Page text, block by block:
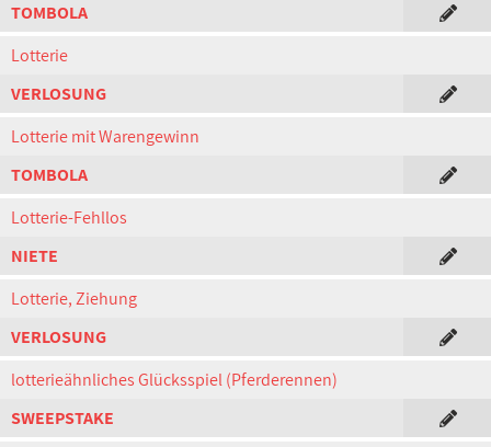
TOMBOLA
Lotterie
VERLOSUNG
Lotterie mit Warengewinn
TOMBOLA
Lotterie-Fehllos
NIETE
Lotterie, Ziehung
VERLOSUNG
lotterieähnliches Glücksspiel (Pferderennen)
SWEEPSTAKE